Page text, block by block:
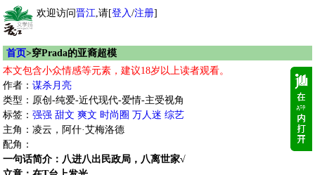
欢迎访问晋江,请[登入/注册]
首页>穿Prada的亚裔超模
本文包含小众情感等元素，建议18岁以上读者观看。
作者： 谋杀月亮
类型：原创-纯爱-近代现代-爱情-主受视角
标签： 强强 甜文 爽文 时尚圈 万人迷 综艺
主角：凌云，阿什·艾梅洛德
配角：
一句话简介：八进八出民政局，八离世家√